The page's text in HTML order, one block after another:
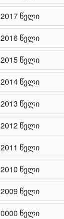
2017 წელი
2016 წელი
2015 წელი
2014 წელი
2013 წელი
2012 წელი
2011 წელი
2010 წელი
2009 წელი
0000 წელი